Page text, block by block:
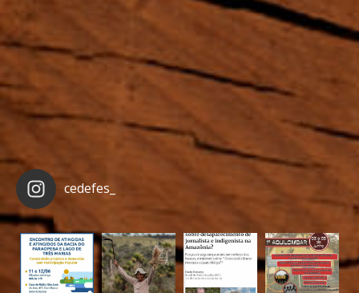
cedefes_